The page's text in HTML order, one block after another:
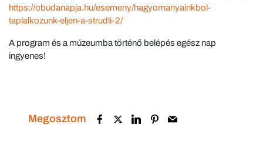
https://obudanapja.hu/esemeny/hagyomanyainkbol-
taplalkozunk-eljen-a-strudli-2/
A program és a múzeumba történő belépés egész nap
ingyenes!
Megosztom